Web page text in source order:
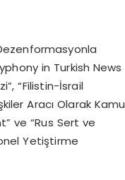
in Turkish News
“Filistin-İsrail
Aracı Olarak Kamu
ve “Rus Sert ve
Yetiştirme